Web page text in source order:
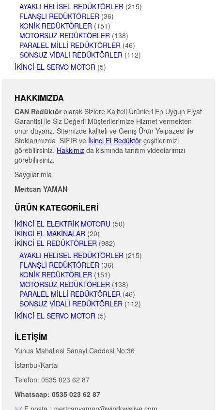
AYAKLI HELISEL REDÜKTÖRLER (215)
FLANŞLI REDÜKTÖRLER (36)
KONIK REDÜKTÖRLER (151)
MOTORSUZ REDÜKTÖRLER (138)
PARALEL MILLI REDÜKTÖRLER (46)
SONSUZ VIDALI REDÜKTÖRLER (112)
İKINCI EL SERVO MOTOR (5)
HAKKIMIZDA
CAN Redüktörolarak Sizlere Kaliteli Ürünleri En Uygun Fiyat
Garantisi ile Siz Değerli Müşterilerimize Hizmet vermekten
onur duyarız. Sitemizde kaliteli ve Geniş Ürün Yelpazesi ile
Stoklarımızda SIFIR ve İkinci El Redüktör çeşitlerimizi
görebilirsiniz. Hakkımız da kısmında tanıtım videolarımızı
görebilirsiniz.
Saygılarımla
Mertcan YAMAN
ÜRÜN KATEGORILERI
İKINCI EL ELEKTRIK MOTORU (50)
İKINCI EL MAKINALAR (20)
İKINCI EL REDÜKTÖRLER (982)
AYAKLI HELISEL REDÜKTÖRLER (215)
FLANŞLI REDÜKTÖRLER (36)
KONIK REDÜKTÖRLER (151)
MOTORSUZ REDÜKTÖRLER (138)
PARALEL MILLI REDÜKTÖRLER (46)
SONSUZ VIDALI REDÜKTÖRLER (112)
İKINCI EL SERVO MOTOR (5)
İLETIŞIM
Yunus Mahallesi Sanayi Caddesi No:36
İstanbul/Kartal
Telefon: 0535 023 62 87
Whatsaap: 0535 023 62 87